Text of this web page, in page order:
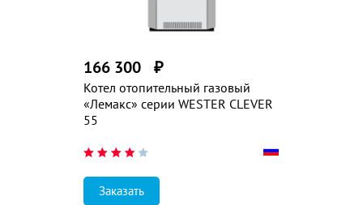
Котел отопительный газовый
«Лемакс» серии WESTER CLEVER
55
166 300 ₽
Заказать